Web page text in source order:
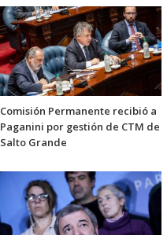
Comisión Permanente recibió a
Paganini por gestión de CTM de
Salto Grande